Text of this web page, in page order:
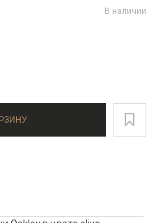
В наличии
В КОРЗИНУ